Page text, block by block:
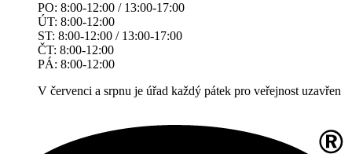
PO: 8:00-12:00 / 13:00-17:00
ÚT: 8:00-12:00
ST: 8:00-12:00 / 13:00-17:00
ČT: 8:00-12:00
PÁ: 8:00-12:00
V červenci a srpnu je úřad každý pátek pro veřejnost uzavřen